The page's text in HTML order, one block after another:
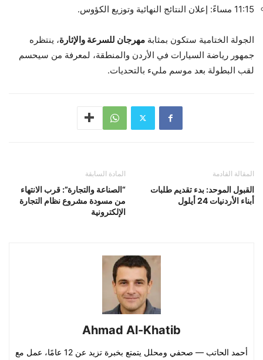
11:15 مساءً: إعلان النتائج النهائية وتوزيع الكؤوس.
الجولة الختامية ستكون بمثابة مهرجان للسرعة والإثارة، ينتظره
جمهور رياضة السيارات في الأردن والمنطقة، لمعرفة من سيحسم
لقب البطولة بعد موسم مليء بالتحديات.
المادة السابقة
“الصناعة والتجارة”: قرب الانتهاء
من مسودة مشروع نظام التجارة
الإلكترونية
المقالة القادمة
القبول الموحد: بدء تقديم طلبات
أبناء الأردنيات 24 أيلول
Ahmad Al-Khatib
أحمد الحاتب — صحفي ومحلل يتمتع بخبرة تزيد عن 12 عامًا، عمل مع